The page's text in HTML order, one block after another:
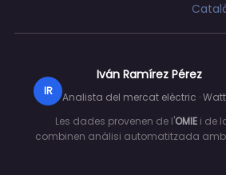
IR
Iván Ramírez Pérez
Analista del mercat elèctric ·
Les dades provenen de l'OMIEi de
combinen anàlisi automatitzada amb